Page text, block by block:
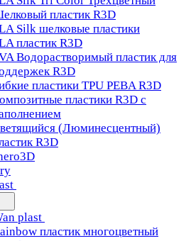
пластик R3D
Silk шелковые пластики
пластик R3D
Водорастворимый пластик для
R3D
пластики TPU PEBA R3D
пластики R3D с
(Люминесцентный)
R3D
plast
пластик многоцветный